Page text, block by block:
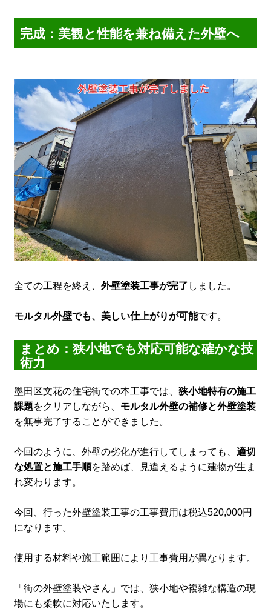
完成：美観と性能を兼ね備えた外壁へ
全ての工程を終え、 外壁塗装工事が完了 しました。
モルタル外壁でも、美しい仕上がりが可能です。
まとめ：狭小地でも対応可能な確かな技
術力
墨田区文花の住宅街での本工事では、 狭小地特有の施工
課題をクリアしながら、 モルタル外壁の補修と外壁塗装
を無事完了することができました。
今回のように、外壁の劣化が進行してしまっても、 適切
な処置と施工手順を踏めば、見違えるように建物が生ま
れ変わります。
今回、行った外壁塗装工事の工事費用は税込520,000円
になります。
使用する材料や施工範囲により工事費用が異なります。
「街の外壁塗装やさん」では、狭小地や複雑な構造の現
場にも柔軟に対応いたします。